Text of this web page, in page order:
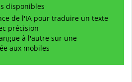
disponibles
de l'IA pour traduire un texte
précision
à l'autre sur une
aux mobiles